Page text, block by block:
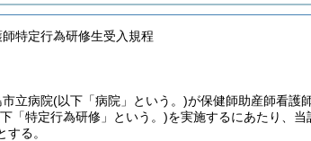
特定行為研修生受入規程
立病院(以下「病院」という。)が保健師助産師看護
「特定行為研修」という。)を実施するにあたり、
る。